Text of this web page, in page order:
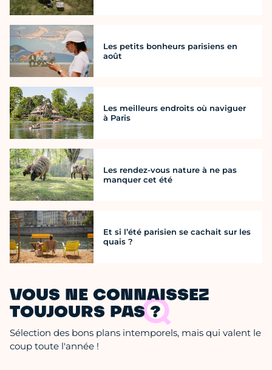
Les petits bonheurs parisiens en
août
Les meilleurs endroits où naviguer
à Paris
Les rendez-vous nature à ne pas
manquer cet été
Et si l’été parisien se cachait sur les
quais ?
VOUS NE CONNAISSEZ
TOUJOURS PAS ?
Sélection des bons plans intemporels, mais qui valent le
coup toute l'année !